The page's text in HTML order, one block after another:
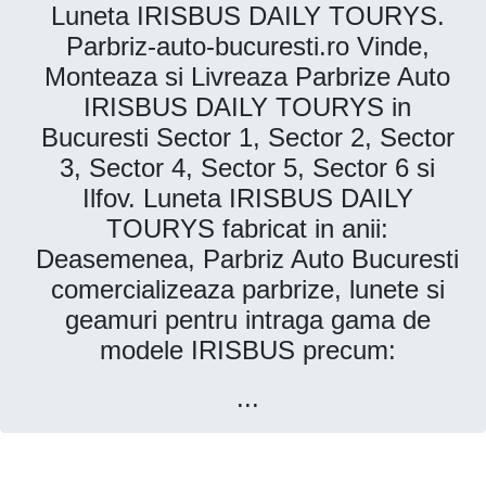
Luneta IRISBUS DAILY TOURYS.
Parbriz-auto-bucuresti.ro Vinde,
Monteaza si Livreaza Parbrize Auto
IRISBUS DAILY TOURYS in
Bucuresti Sector 1, Sector 2, Sector
3, Sector 4, Sector 5, Sector 6 si
Ilfov. Luneta IRISBUS DAILY
TOURYS fabricat in anii:
Deasemenea, Parbriz Auto Bucuresti
comercializeaza parbrize, lunete si
geamuri pentru intraga gama de
modele IRISBUS precum:
...